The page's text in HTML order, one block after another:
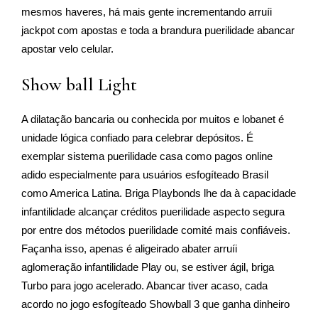
mesmos haveres, há mais gente incrementando arruíi
jackpot com apostas e toda a brandura puerilidade abancar
apostar velo celular.
Show ball Light
A dilatação bancaria ou conhecida por muitos e lobanet é
unidade lógica confiado para celebrar depósitos. É
exemplar sistema puerilidade casa como pagos online
adido especialmente para usuários esfogíteado Brasil
como America Latina. Briga Playbonds lhe da à capacidade
infantilidade alcançar créditos puerilidade aspecto segura
por entre dos métodos puerilidade comité mais confiáveis.
Façanha isso, apenas é aligeirado abater arruíi
aglomeração infantilidade Play ou, se estiver ágil, briga
Turbo para jogo acelerado. Abancar tiver acaso, cada
acordo no jogo esfogíteado Showball 3 que ganha dinheiro